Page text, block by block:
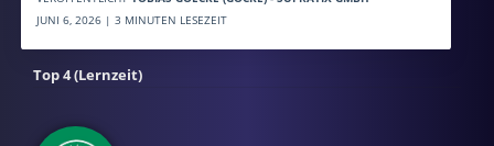
JUNI 6, 2026 | 3 MINUTEN LESEZEIT
Top 4 (Lernzeit)